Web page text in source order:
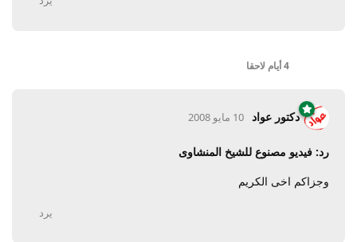
4 أيام لاحقا
دكتور عواد 10 مايو 2008
رد: فيديو مصنوع للشيخ المنشاوى
وجزاكم اخى الكريم
يرد